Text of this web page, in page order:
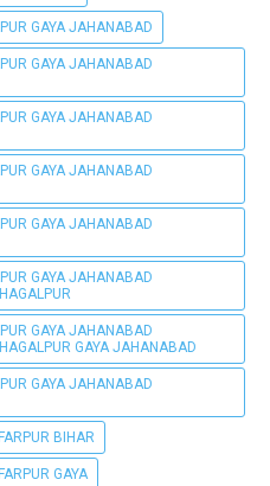
GAYA JAHANABAD
GAYA JAHANABAD
GAYA JAHANABAD
GAYA JAHANABAD
GAYA JAHANABAD
GAYA JAHANABAD
GAYA JAHANABAD
GAYA JAHANABAD
GAYA JAHANABAD
BIHAR
GAYA